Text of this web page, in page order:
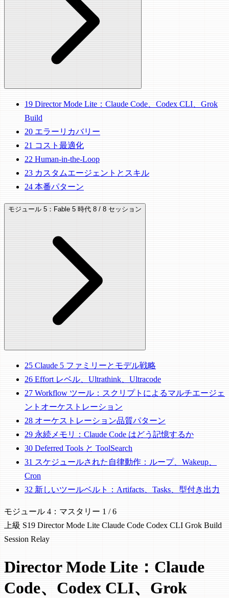
19 Director Mode Lite：Claude Code、Codex CLI、Grok
Build
20 エラーリカバリー
21 コスト最適化
22 Human-in-the-Loop
23 カスタムエージェントとスキル
24 本番パターン
モジュール 5：Fable 5 時代 8 / 8 セッション
25 Claude 5 ファミリーとモデル戦略
26 Effort レベル、Ultrathink、Ultracode
27 Workflow ツール：スクリプトによるマルチエージェ
ントオーケストレーション
28 オーケストレーション品質パターン
29 永続メモリ：Claude Code はどう記憶するか
30 Deferred Tools と ToolSearch
31 スケジュールされた自律動作：ループ、Wakeup、
Cron
32 新しいツールベルト：Artifacts、Tasks、型付き出力
モジュール 4：マスタリー 1 / 6
上級 S19 Director Mode Lite Claude Code Codex CLI Grok Build
Session Relay
Director Mode Lite：Claude
Code、Codex CLI、Grok